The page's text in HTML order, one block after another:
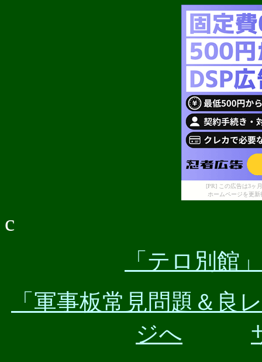
[PR] この広告は3ヶ
ホームページを更
c
「テロ別館
「軍事板常見問題＆良
ジへ